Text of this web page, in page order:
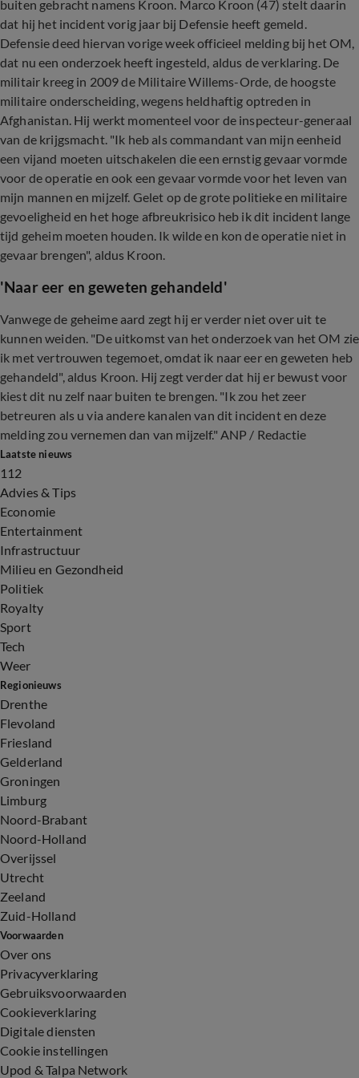
buiten gebracht namens Kroon. Marco Kroon (47) stelt daarin
dat hij het incident vorig jaar bij Defensie heeft gemeld.
Defensie deed hiervan vorige week officieel melding bij het OM,
dat nu een onderzoek heeft ingesteld, aldus de verklaring. De
militair kreeg in 2009 de Militaire Willems-Orde, de hoogste
militaire onderscheiding, wegens heldhaftig optreden in
Afghanistan. Hij werkt momenteel voor de inspecteur-generaal
van de krijgsmacht. "Ik heb als commandant van mijn eenheid
een vijand moeten uitschakelen die een ernstig gevaar vormde
voor de operatie en ook een gevaar vormde voor het leven van
mijn mannen en mijzelf. Gelet op de grote politieke en militaire
gevoeligheid en het hoge afbreukrisico heb ik dit incident lange
tijd geheim moeten houden. Ik wilde en kon de operatie niet in
gevaar brengen", aldus Kroon.
'Naar eer en geweten gehandeld'
Vanwege de geheime aard zegt hij er verder niet over uit te
kunnen weiden. "De uitkomst van het onderzoek van het OM zie
ik met vertrouwen tegemoet, omdat ik naar eer en geweten heb
gehandeld", aldus Kroon. Hij zegt verder dat hij er bewust voor
kiest dit nu zelf naar buiten te brengen. "Ik zou het zeer
betreuren als u via andere kanalen van dit incident en deze
melding zou vernemen dan van mijzelf." ANP / Redactie
Laatste nieuws
112
Advies & Tips
Economie
Entertainment
Infrastructuur
Milieu en Gezondheid
Politiek
Royalty
Sport
Tech
Weer
Regionieuws
Drenthe
Flevoland
Friesland
Gelderland
Groningen
Limburg
Noord-Brabant
Noord-Holland
Overijssel
Utrecht
Zeeland
Zuid-Holland
Voorwaarden
Over ons
Privacyverklaring
Gebruiksvoorwaarden
Cookieverklaring
Digitale diensten
Cookie instellingen
Upod & Talpa Network